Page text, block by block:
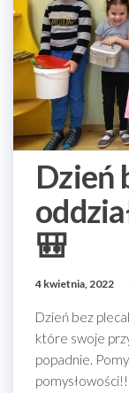
Dzień
🎒
4 kwietnia, 2022
Dzień bez
które swoje
popadnie.